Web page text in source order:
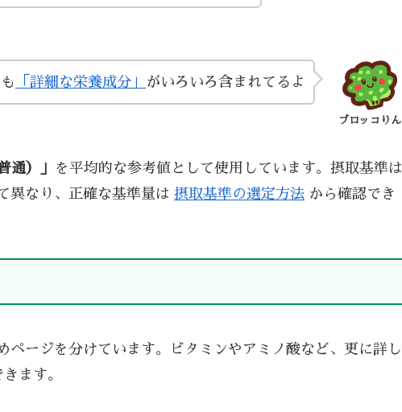
ブロッコりん
「詳細な栄養成分」 がいろいろ含まれてるよ
通）」
を平均的な参考値として使用しています。摂取基準は
異なり、正確な基準量は 摂取基準の選定方法 から確認でき
ページを分けています。ビタミンやアミノ酸など、更に詳し
ます。